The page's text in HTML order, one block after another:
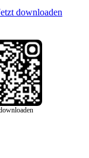
downloaden